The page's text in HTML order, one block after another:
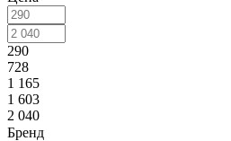
290
728
1 165
1 603
2 040
Бренд